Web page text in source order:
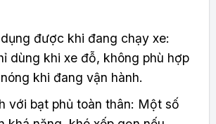
được khi đang chạy xe:
dùng khi xe đỗ, không phù hợp
khi đang vận hành.
với bạt phủ toàn thân: Một số